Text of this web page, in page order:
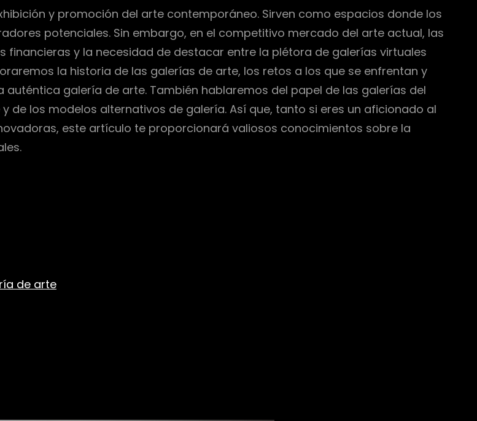
y promoción del arte contemporáneo. Sirven como espacios donde los
potenciales. Sin embargo, en el competitivo mercado del arte actual, las
y la necesidad de destacar entre la plétora de galerías virtuales
la historia de las galerías de arte, los retos a los que se enfrentan y
galería de arte. También hablaremos del papel de las galerías del
los modelos alternativos de galería. Así que, tanto si eres un aficionado al
este artículo te proporcionará valiosos conocimientos sobre la
de arte